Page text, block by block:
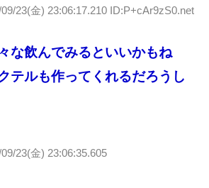
09/23(金) 23:06:17.210 ID:P+cAr9zS0.net
な飲んでみるといいかもね
テルも作ってくれるだろうし
23(金) 23:06:35.605